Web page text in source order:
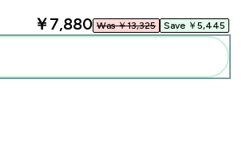
￥7,880‎ Was ￥13,325‎ Save ￥5,445‎